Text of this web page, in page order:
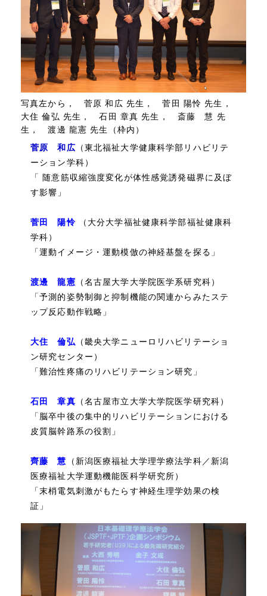
写真左から， 菅原 和広 先生， 菅田 陽怜 先生，
大住 倫弘 先生， 石田 章真 先生， 斎藤 慧 先
生， 渡邊 龍憲 先生（枠内）
菅原 和広 （東北福祉大学健康科学部リハビリテ
ーション学科）
「 随意筋収縮強度変化が体性感覚誘発磁界に及ぼ
す影響」
菅田 陽怜（大分大学福祉健康科学部福祉健康科
学科）
「運動イメージ・運動模倣の神経基盤を探る」
渡邊 龍憲 （名古屋大学大学院医学系研究科）
「予測的姿勢制御と抑制機能の関連からみたステ
ップ反応動作戦略」
大住 倫弘 （畿央大学ニューロリハビリテーショ
ン研究センター）
「難治性疼痛のリハビリテーション研究」
石田 章真 （名古屋市立大学大学院医学研究科）
「脳卒中後の集中的リハビリテーションにおける
皮質脳幹路系の役割」
齊藤 慧 （新潟医療福祉大学理学療法学科／新潟
医療福祉大学運動機能医科学研究所）
「末梢電気刺激がもたらす神経生理学効果の検
証」